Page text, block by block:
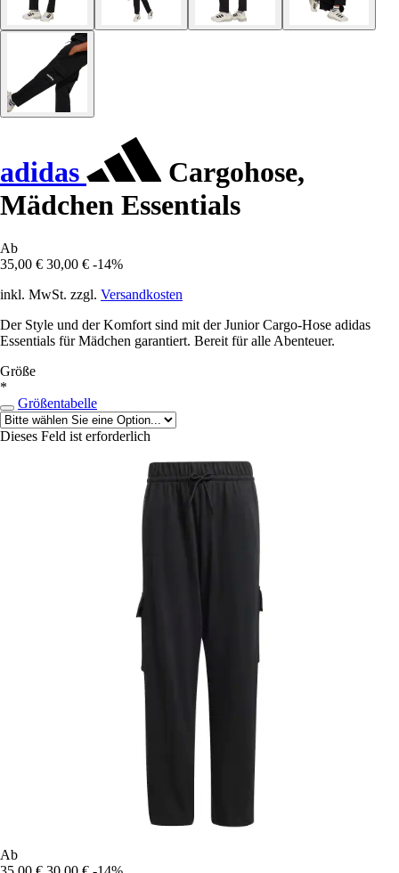
adidas
Cargohose,
Mädchen Essentials
Ab
35,00 € 30,00 € -14%
inkl. MwSt. zzgl. Versandkosten
Der Style und der Komfort sind mit der Junior Cargo-Hose adidas
Essentials für Mädchen garantiert. Bereit für alle Abenteuer.
Größe
*
Größentabelle
Dieses Feld ist erforderlich
Ab